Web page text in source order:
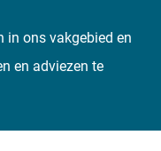
in ons vakgebied en
en adviezen te